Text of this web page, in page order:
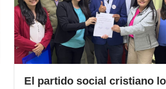
El partido social cristiano